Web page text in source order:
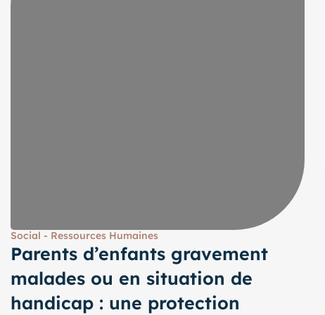
Social - Ressources Humaines
Parents d’enfants gravement
malades ou en situation de
handicap : une protection